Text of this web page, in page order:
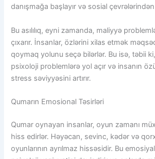
danışmağa başlayır və sosial çevrələrindən
Bu asılılıq, eyni zamanda, maliyyə
çıxarır. İnsanlar, özlərini xilas etmək
qoymaq yolunu seçə bilərlər. Bu isə, təbii
psixoloji problemlərə yol açır və insanın
stress səviyyəsini artırır.
Qumarın Emosional Təsirləri
Qumar oynayan insanlar, oyun zamanı
hiss edirlər. Həyəcan, sevinc, kədər və
oyunlarının ayrılmaz hissəsidir. Bu